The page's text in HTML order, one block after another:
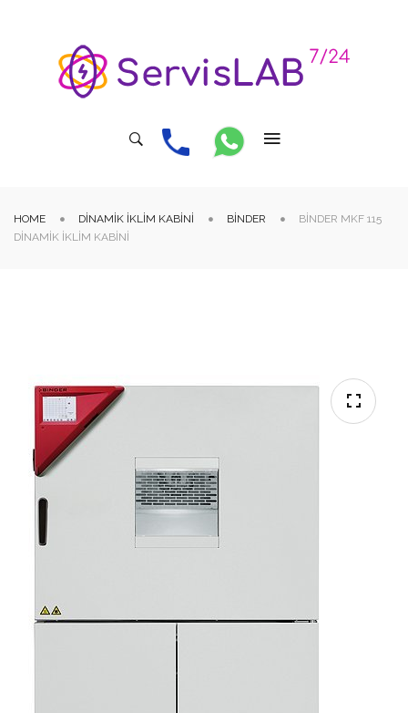
HOME DINAMIK İKLIM KABINI BINDER
BINDER MKF 115
DINAMIK İKLIM KABINI